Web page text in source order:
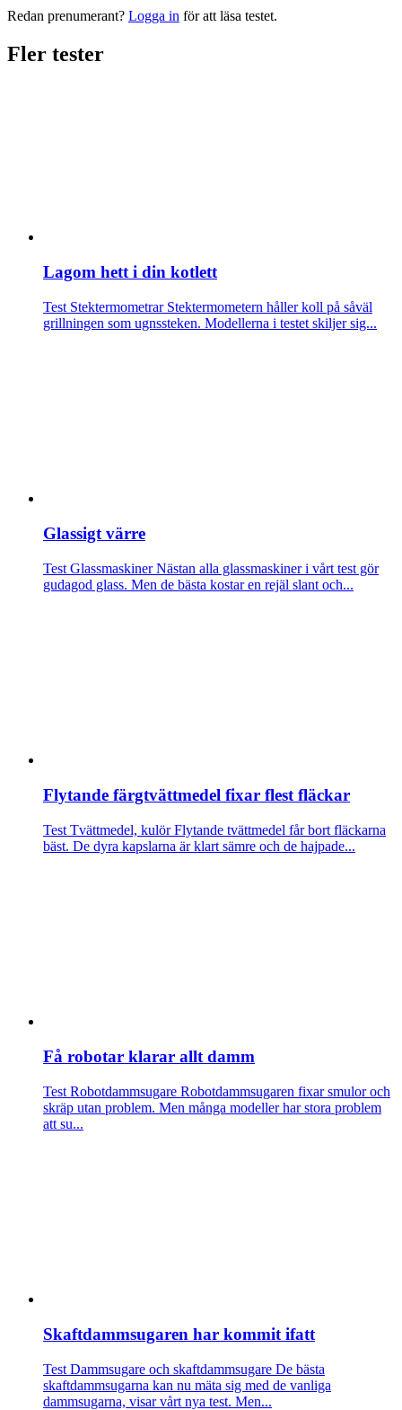
Redan prenumerant? Logga in för att läsa testet.
Fler tester
Lagom hett i din kotlett
Test StektermometrarStektermometern håller koll på såväl
grillningen som ugnssteken. Modellerna i testet skiljer sig...
Glassigt värre
Test GlassmaskinerNästan alla glassmaskiner i vårt test gör
gudagod glass. Men de bästa kostar en rejäl slant och...
Flytande färgtvättmedel fixar flest fläckar
Test Tvättmedel, kulörFlytande tvättmedel får bort fläckarna
bäst. De dyra kapslarna är klart sämre och de hajpade...
Få robotar klarar allt damm
Test Robotdammsugare Robotdammsugaren fixar smulor och
skräp utan problem. Men många modeller har stora problem
att su...
Skaftdammsugaren har kommit ifatt
Test Dammsugare och skaftdammsugare De bästa
skaftdammsugarna kan nu mäta sig med de vanliga
dammsugarna, visar vårt nya test. Men...